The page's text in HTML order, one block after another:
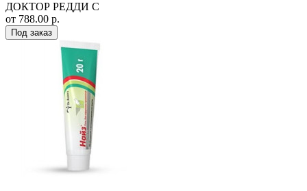
ДОКТОР РЕДДИ С
от 788.00 р.
Под заказ